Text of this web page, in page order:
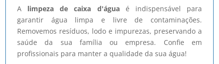
A limpeza de caixa d'águaé indispensável para
garantir água limpa e livre de contaminações.
Removemos resíduos, lodo e impurezas, preservando a
saúde da sua família ou empresa. Confie em
profissionais para manter a qualidade da sua água!